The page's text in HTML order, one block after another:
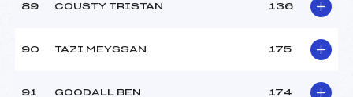
89 COUSTY TRISTAN 136
90 TAZI MEYSSAN 175
91 GOODALL BEN 174